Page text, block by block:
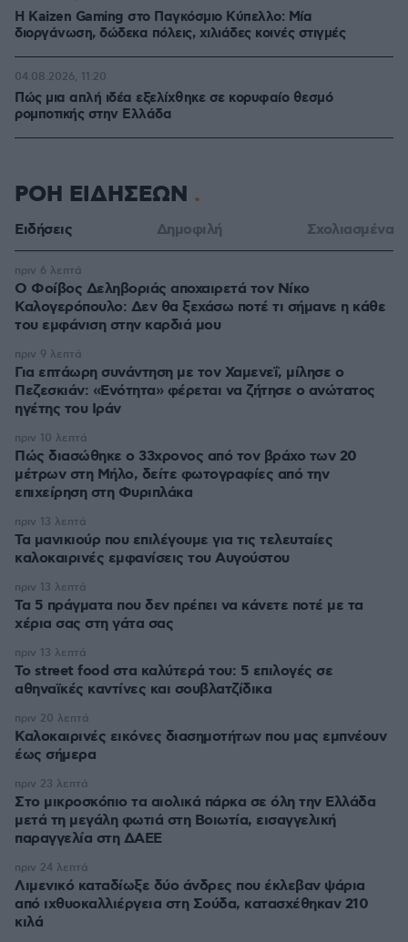
H Kaizen Gaming στο Παγκόσμιο Kύπελλο: Μία
διοργάνωση, δώδεκα πόλεις, χιλιάδες κοινές στιγμές
Πώς μια απλή ιδέα εξελίχθηκε σε κορυφαίο θεσμό
ρομποτικής στην Ελλάδα
04.08.2026, 11:20
ΡΟΗ ΕΙΔΗΣΕΩΝ
Ειδήσεις Δημοφιλή Σχολιασμένα
Ο Φοίβος Δεληβοριάς αποχαιρετά τον Νίκο
Καλογερόπουλο: Δεν θα ξεχάσω ποτέ τι σήμανε η κάθε
του εμφάνιση στην καρδιά μου
πριν 6 λεπτά
Για επτάωρη συνάντηση με τον Χαμενεΐ, μίλησε ο
Πεζεσκιάν: «Ενότητα» φέρεται να ζήτησε ο ανώτατος
ηγέτης του Ιράν
πριν 9 λεπτά
Πώς διασώθηκε ο 33χρονος από τον βράχο των 20
μέτρων στη Μήλο, δείτε φωτογραφίες από την
επιχείρηση στη Φυριπλάκα
πριν 10 λεπτά
Τα μανικιούρ που επιλέγουμε για τις τελευταίες
καλοκαιρινές εμφανίσεις του Αυγούστου
πριν 13 λεπτά
Τα 5 πράγματα που δεν πρέπει να κάνετε ποτέ με τα
χέρια σας στη γάτα σας
πριν 13 λεπτά
Το street food στα καλύτερά του: 5 επιλογές σε
αθηναϊκές καντίνες και σουβλατζίδικα
πριν 13 λεπτά
Καλοκαιρινές εικόνες διασημοτήτων που μας εμπνέουν
έως σήμερα
πριν 20 λεπτά
Στο μικροσκόπιο τα αιολικά πάρκα σε όλη την Ελλάδα
μετά τη μεγάλη φωτιά στη Βοιωτία, εισαγγελική
παραγγελία στη ΔΑΕΕ
πριν 23 λεπτά
Λιμενικό καταδίωξε δύο άνδρες που έκλεβαν ψάρια
από ιχθυοκαλλιέργεια στη Σούδα, κατασχέθηκαν 210
κιλά
πριν 24 λεπτά